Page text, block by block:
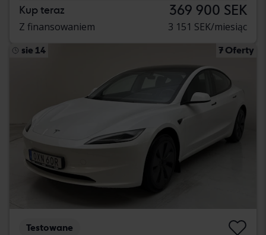
Kup teraz 369 900 SEK
Z finansowaniem 3 151 SEK/miesiąc
sie 14 7 Oferty
Testowane